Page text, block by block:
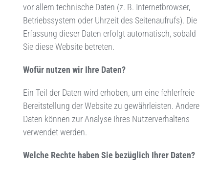
vor allem technische Daten (z. B. Internetbrowser,
Betriebssystem oder Uhrzeit des Seitenaufrufs). Die
Erfassung dieser Daten erfolgt automatisch, sobald
Sie diese Website betreten.
Wofür nutzen wir Ihre Daten?
Ein Teil der Daten wird erhoben, um eine fehlerfreie
Bereitstellung der Website zu gewährleisten. Andere
Daten können zur Analyse Ihres Nutzerverhaltens
verwendet werden.
Welche Rechte haben Sie bezüglich Ihrer Daten?